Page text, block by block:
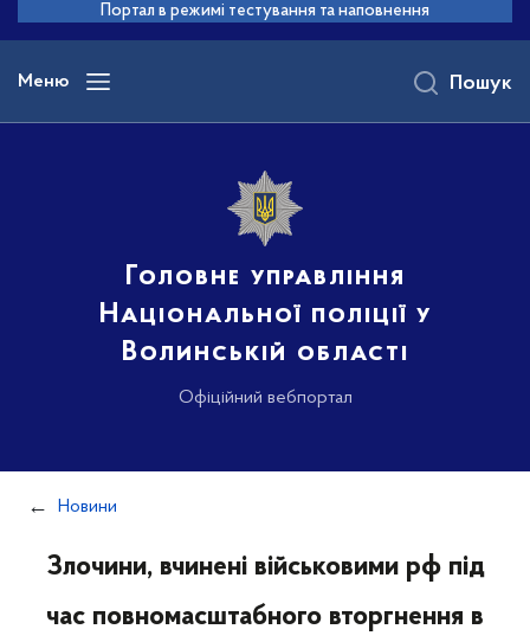
основного
вмісту
Портал в режимі тестування та наповнення
Меню
Головне управління
Національної поліції у
Волинській області
Офіційний вебпортал
Пошук
Новини
Злочини, вчинені військовими рф під
час повномасштабного вторгнення в